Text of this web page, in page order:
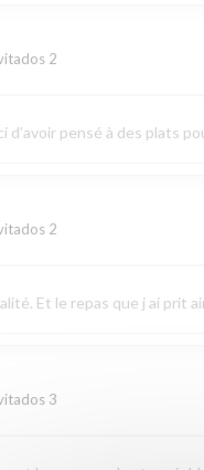
2
pensé à des plats
2
Et le repas que j ai prit
3